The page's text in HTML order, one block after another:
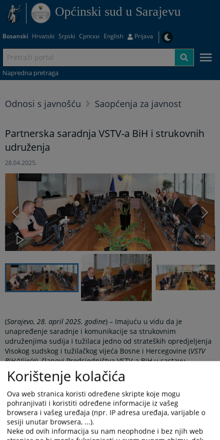
Općinski sud u Sarajevu
Bosanski Hrvatski Srpski Српски English Prijava
Napredna pretraga
Odnosi s javnošću Saopćenja za javnost
Partnerska saradnja VSTV-a BiH i strukovnih
udruženja
28.04.2025.
(Sarajevo, 28. april 2025. godine) – Imajuću u vidu da je
unapređenje saradnje i komunikacije sa strukovnim
udruženjima sudija i tužilaca jedno od strateških opredjeljenja
Visokog sudskog i tužilačkog vijeća Bosne i Hercegovine (VSTV
BiH/Vijeće), članovi Predsjedništva VSTV-a BiH u sastavu
predsjednik Sanin Bogunić, potpredsjednici Sanela
Gorušanović Butigan i Velimir Ninković i stalni član Vijeća Sedin
Idrizović, održali su sastanak sa strukovim udruženjima sudija i
tužilaca u Bosni i Hercegovini.
Ispred strukovnih udruženja, sastanku su prisustvovali Halida
Vrabac, zamjenica predsjednice Udruženja tužilaca Republike
Srpske (RS), Duško Miloica, predsjednik Udruženje sudija Bosne
Korištenje kolačića
Ova web stranica koristi određene skripte koje mogu
pohranjivati i koristiti određene informacije iz vašeg
browsera i vašeg uređaja (npr. IP adresa uređaja, varijable o
sesiji unutar browsera, ...).
Neke od ovih informacija su nam neophodne i bez njih web